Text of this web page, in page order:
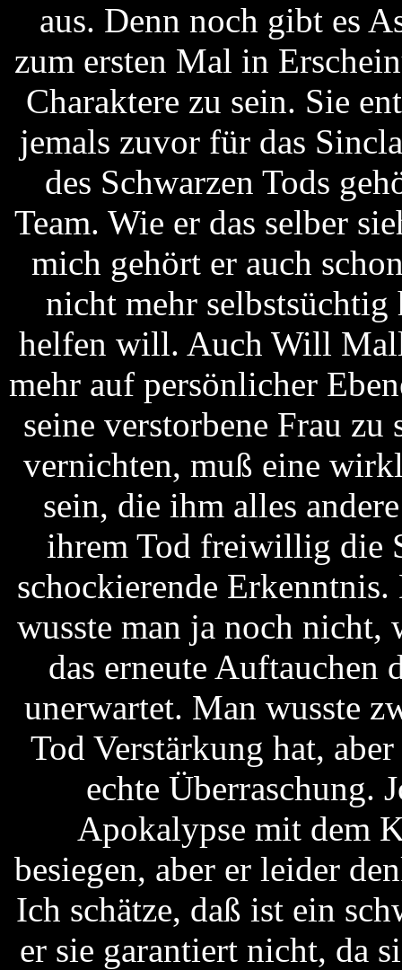
aus. Denn noch gibt es
zum ersten Mal in
Charaktere zu sein. Sie
jemals zuvor für das
des Schwarzen Tods
Team. Wie er das selber
mich gehört er auch
nicht mehr
helfen will. Auch Will
mehr auf persönlicher
seine verstorbene Frau zu
vernichten, muß eine
sein, die ihm alles
ihrem Tod freiwillig die
schockierende
wusste man ja noch nicht,
das erneute
unerwartet. Man wusste
Tod Verstärkung hat,
echte Überraschung.
Apokalypse mit dem
besiegen, aber er leider
Ich schätze, daß ist ein
er sie garantiert nicht, da